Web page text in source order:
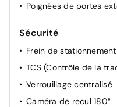
Siège conducteur
Suspension Citroen
Accoudoir central AV
Accès et démarrage
Prise 12V à l'AV
Poignées de portes
Sécurité
Frein de
TCS (Contrôle de la
Verrouillage centralisé
Caméra de recul 180°